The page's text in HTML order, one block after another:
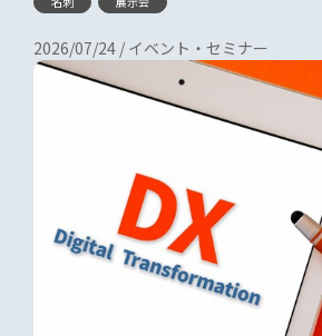
2026/07/24 / イベント・セミナー